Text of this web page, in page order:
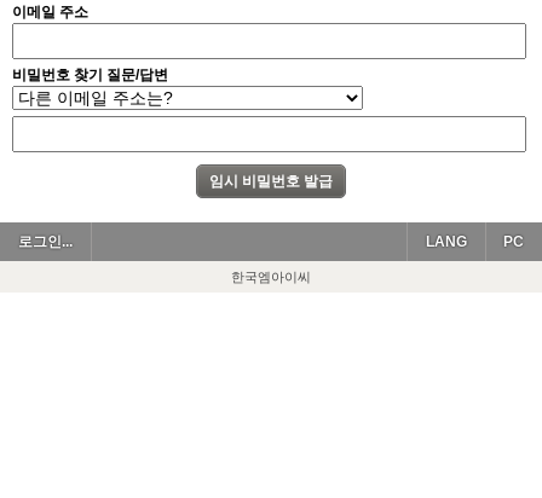
이메일 주소
비밀번호 찾기 질문/답변
로그인... PC
LANG
한국엠아이씨